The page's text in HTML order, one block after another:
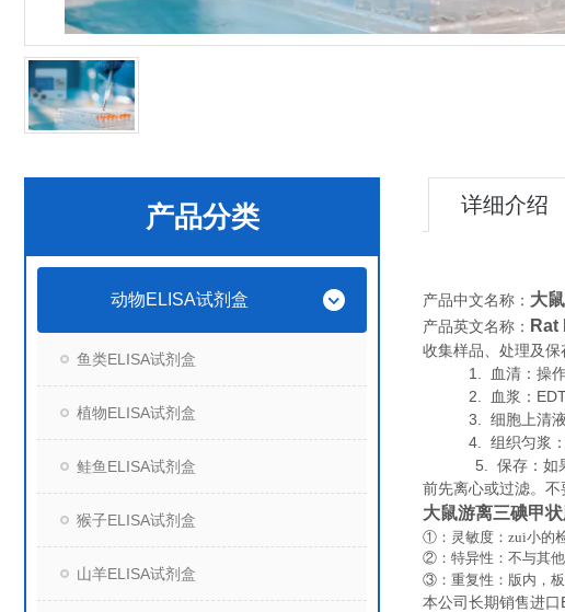
产品分类
动物ELISA试剂盒
鱼类ELISA试剂盒
植物ELISA试剂盒
鲑鱼ELISA试剂盒
猴子ELISA试剂盒
山羊ELISA试剂盒
详细介绍
产品中文名称： 大
产品英文名称： Rat
收集样品、处理及保
1. 血清：操作过
2. 血浆：EDTA，
3. 细胞上清液：
4. 组织匀浆：将
5. 保存：如果样
前先离心或过滤。不
大鼠游离三碘甲
①：灵敏度：zui小的
②：特异性：不与其他
③：重复性：版内，
本公司长期销售进口